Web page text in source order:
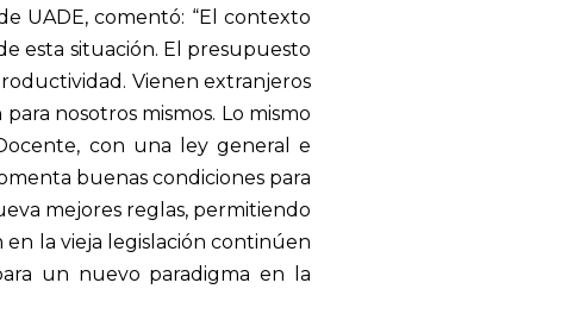
UADE, comentó: “El contexto
esta situación. El presupuesto
Vienen extranjeros
nosotros mismos. Lo mismo
con una ley general e
buenas condiciones para
mejores reglas, permitiendo
la vieja legislación continúen
un nuevo paradigma en la